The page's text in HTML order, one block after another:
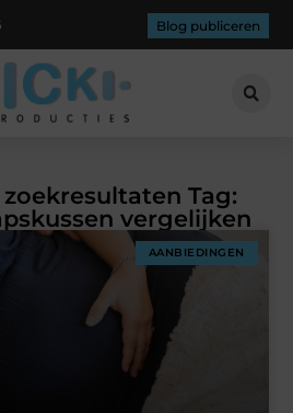
Blog publiceren
Tag:
vergelijken
AANBIEDINGEN